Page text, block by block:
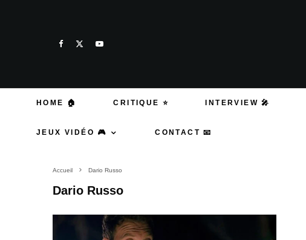
HOME 🏠 CRITIQUE ⭐ INTERVIEW 🎤
JEUX VIDÉO 🎮 CONTACT 📧
Accueil Dario Russo
Dario Russo